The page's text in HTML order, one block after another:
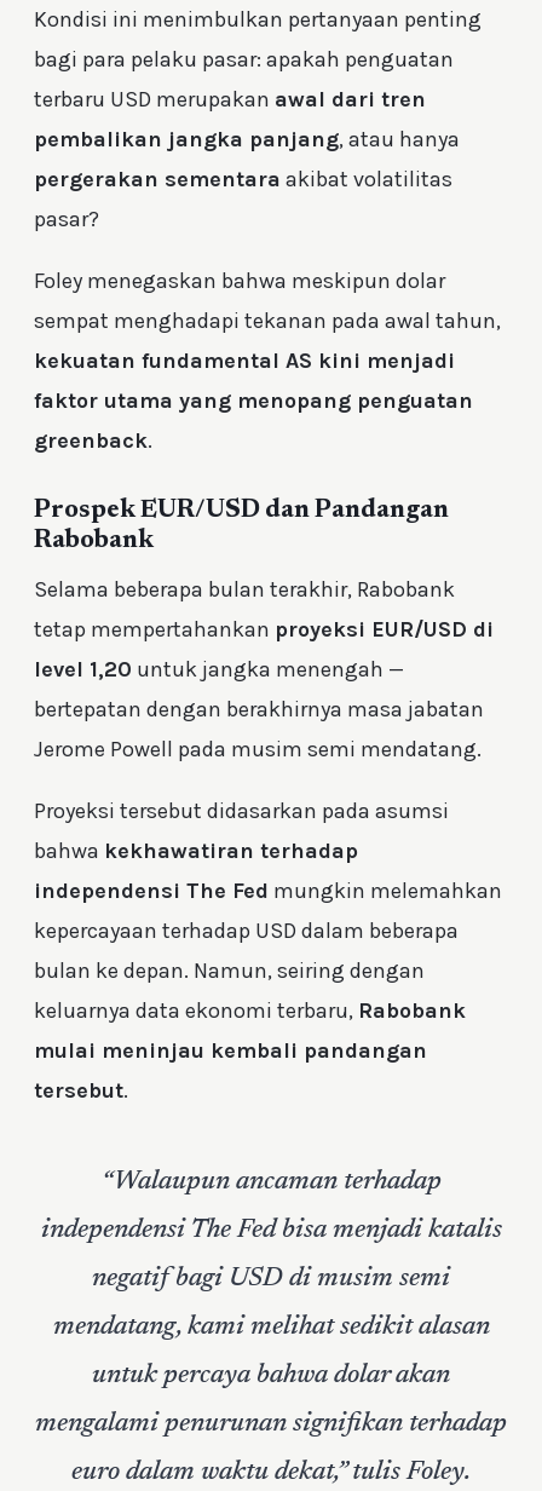
Kondisi ini menimbulkan pertanyaan penting
bagi para pelaku pasar: apakah penguatan
terbaru USD merupakan awal dari tren
pembalikan jangka panjang, atau hanya
pergerakan sementara akibat volatilitas
pasar?
Foley menegaskan bahwa meskipun dolar
sempat menghadapi tekanan pada awal tahun,
kekuatan fundamental AS kini menjadi
faktor utama yang menopang penguatan
greenback.
Prospek EUR/USD dan Pandangan
Rabobank
Selama beberapa bulan terakhir, Rabobank
tetap mempertahankan proyeksi EUR/USD di
level 1,20 untuk jangka menengah —
bertepatan dengan berakhirnya masa jabatan
Jerome Powell pada musim semi mendatang.
Proyeksi tersebut didasarkan pada asumsi
bahwa kekhawatiran terhadap
independensi The Fed mungkin melemahkan
kepercayaan terhadap USD dalam beberapa
bulan ke depan. Namun, seiring dengan
keluarnya data ekonomi terbaru, Rabobank
mulai meninjau kembali pandangan
tersebut.
“Walaupun ancaman terhadap
independensi The Fed bisa menjadi katalis
negatif bagi USD di musim semi
mendatang, kami melihat sedikit alasan
untuk percaya bahwa dolar akan
mengalami penurunan signifikan terhadap
euro dalam waktu dekat,” tulis Foley.